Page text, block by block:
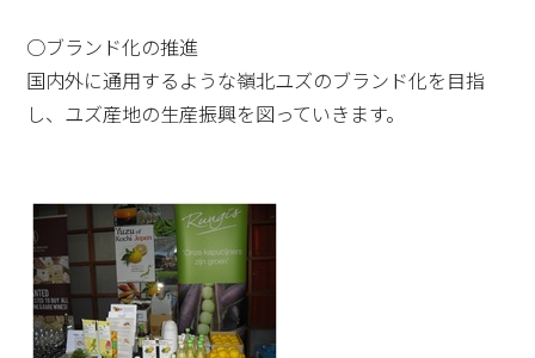
○ブランド化の推進
国内外に通用するような嶺北ユズのブランド化を目指
し、ユズ産地の生産振興を図っていきます。